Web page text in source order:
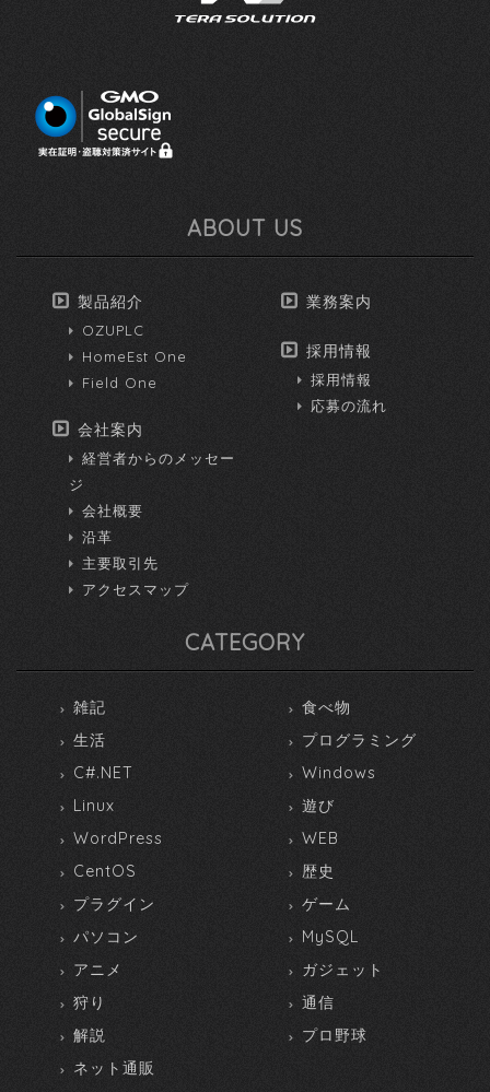
ABOUT US
製品紹介
OZUPLC
HomeEst One
Field One
会社案内
経営者からのメッセー
ジ
会社概要
沿革
主要取引先
アクセスマップ
業務案内
採用情報
採用情報
応募の流れ
CATEGORY
雑記
食べ物
生活
プログラミング
C#.NET
Windows
Linux
遊び
WordPress
WEB
CentOS
歴史
プラグイン
ゲーム
パソコン
MySQL
アニメ
ガジェット
狩り
通信
解説
プロ野球
ネット通販